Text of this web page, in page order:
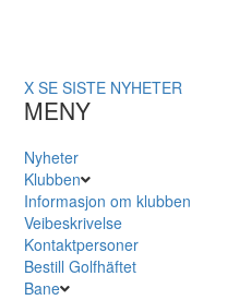
X SE SISTE NYHETER
MENY
Nyheter
Klubben
Informasjon om klubben
Veibeskrivelse
Kontaktpersoner
Bestill Golfhäftet
Bane